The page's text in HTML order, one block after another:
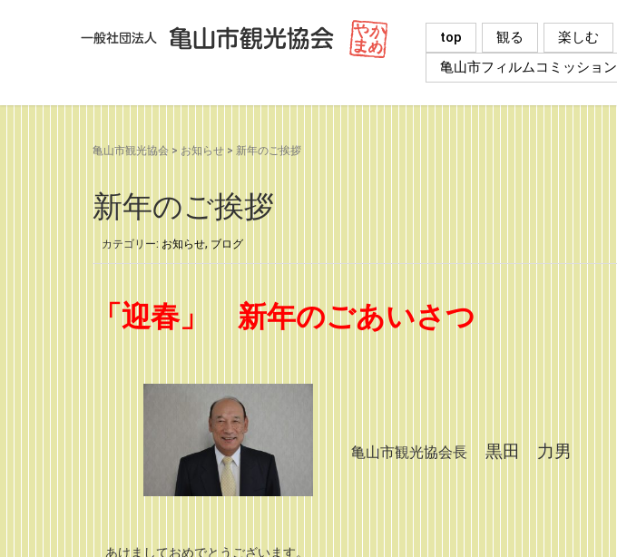
top 観る 楽しむ
亀山市フィルムコミッション
亀山市観光協会 > お知らせ > 新年のご挨拶
新年のご挨拶
カテゴリー: お知らせ, ブログ
「迎春」 新年のごあいさつ
亀山市観光協会長 黒田 力男
あけましておめでとうございます。